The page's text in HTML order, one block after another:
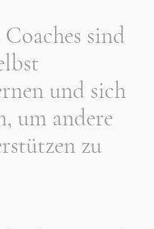
sind
und sich
um andere
zu